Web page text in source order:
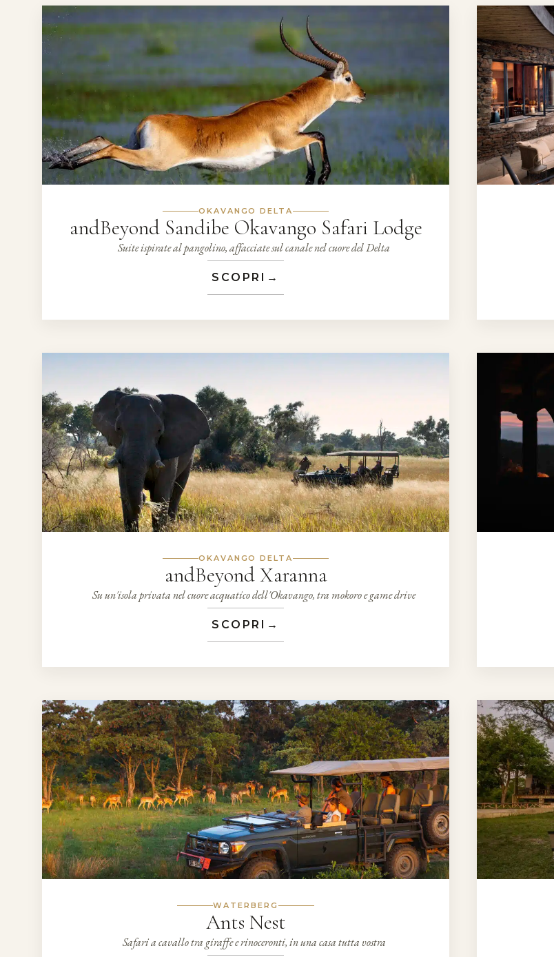
OKAVANGO DELTA
andBeyond Sandibe Okavango Safari Lodge
Suite ispirate al pangolino, affacciate sul canale nel cuore del Delta
SCOPRI →
OKAVANGO DELTA
andBeyond Xaranna
Su un'isola privata nel cuore acquatico dell'Okavango, tra mokoro e game drive
SCOPRI →
WATERBERG
Ants Nest
Safari a cavallo tra giraffe e rinoceronti, in una casa tutta vostra